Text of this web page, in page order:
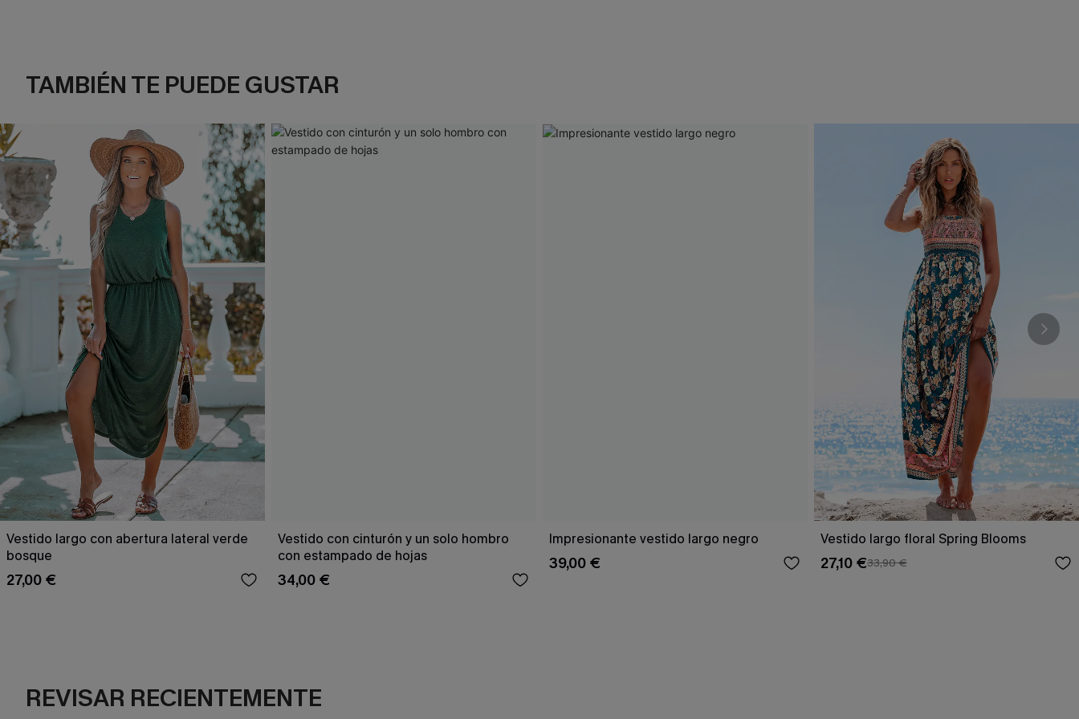
TAMBIÉN TE PUEDE GUSTAR
Vestido largo con abertura lateral verde
bosque
27,00 €
Vestido con cinturón y un solo hombro
con estampado de hojas
34,00 €
Impresionante vestido largo negro
39,00 €
Vestido largo floral Spring Blooms
27,10 €33,90 €
REVISAR RECIENTEMENTE